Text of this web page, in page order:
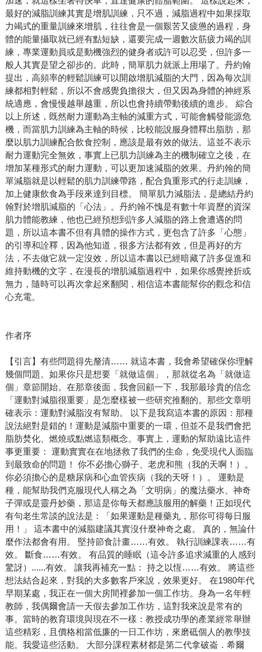
最好的減脂訓練其實是增肌訓練，只不過，減脂過程中如果採取
力竭式的重量訓練來增肌，往往會是一個艱苦又疲憊的過程，身
體的能量攝取就已經有點短缺，還要完成一週數次筋疲力竭的訓
練，專業運動員或是動機強烈的健身者或許可以忍受，但許多一
般人其實是望之卻步的。此時，簡單肌力就派上用場了。丹約翰
提出，高頻率的輕鬆訓練可以開啟增肌減脂的大門，因為每次訓
練都相對輕鬆，所以不會感覺負擔很大，但又因為身體的神經系
統適應，會慢慢越舉越重，所以也會持續帶動後續的進步。 綜合
以上所述，既然耐力運動為主軸的減重方式，可能會觸發能源危
機，而當肌力訓練為主軸的時候，比較能說服身體釋出脂肪，那
麼以肌力訓練配合飲食控制，應該是最有效的做法。這並不表示
耐力運動完全無效，事實上已肌力訓練為主的機制確立之後，在
增加某種形式的耐力運動，可以更加速減脂的效果。丹約翰的簡
單減脂就是以輕鬆的肌力訓練帶路，配合負重形式的行走訓練，
加上健康飲食為手段來達到目標。 簡單肌力減脂法，是總結丹約
翰對於增肌減脂的「心法」。丹約翰不愧是有數十年資歷的資深
肌力體能教練，他也已經預想到許多人減脂的路上會遭遇的問
題，所以這本書不但有具體的操作方式，更包含了許多「心態」
的引導和詮釋，因為他知道，很多方法都有效，但是再好的方
法，不去做它就一定沒效，所以這本書以已經暗藏了許多促進和
維持動機的文字，在漫長的增肌減脂過程中，如果你感覺挫折或
無力，隨時可以再次拿起來翻閱，相信這本書能幫你的觀念和信
心充電。
作者序
【引言】有些問題得先釐清…… 就這本書，我會希望確保你理解
幾個問題。如果你只是想要「就做這個」，那就從名為「就做這
個」章節開始。在那章後面，我會回顧一下，我那最珍貴的信念
「運動對減脂很重要」是怎麼樣被一些研究推翻的。那些文章明
確表示：運動對減脂沒有幫助。 以下是我寫這本書的原因：那種
說法絕對是錯的！運動是減脂中重要的一環，但並不是我們會把
脂肪焚化、燃燒或點燃這類概念。事實上，運動的幫助遠比這件
事更重要： 運動實實在在地拯救了我們的生命，免受現代人面臨
到最致命的問題！ 你不必擔心獅子、老虎和熊（我的天啊！）。
你必須擔心的是糖尿病和心血管疾病（我的天呀！）。 運動是
種，能幫助我們克服現代人稱之為「文明病」的魔法藥水、神奇
子彈或是靈丹妙藥，那這是你每天都應該服用的解藥！正如現代
有句老生常談的說法是：「如果運動是種藥丸，那你可得每日服
用！」 這本書中的減脂建議其實沒什麼神奇之處。 真的，無論什
麼作法都會有用。 堅持節食計畫……有效。 執行訓練課表……有
效。 斷食……有效。 有品質的睡眠（這令許多追求減重的人感到
驚訝）......有效。 讓我再補充一點： 持之以恆……有效。 將這些
想法結合起來，對我的大多數客戶來說，效果更好。 在1980年代
早期某處，我正在一個大房間裡參加一個工作坊。身為一名年輕
教師，我偶爾會請一天假去參加工作坊，這對我來說是常有的
事。當時的教育環境與現在不一樣：教授成功學的產業經常舉辦
這些精彩，且價格相當低廉的一日工作坊，來磨砥個人的教學技
能。我愛這些活動。 大部分課程素材都是第二代拿破崙．希爾